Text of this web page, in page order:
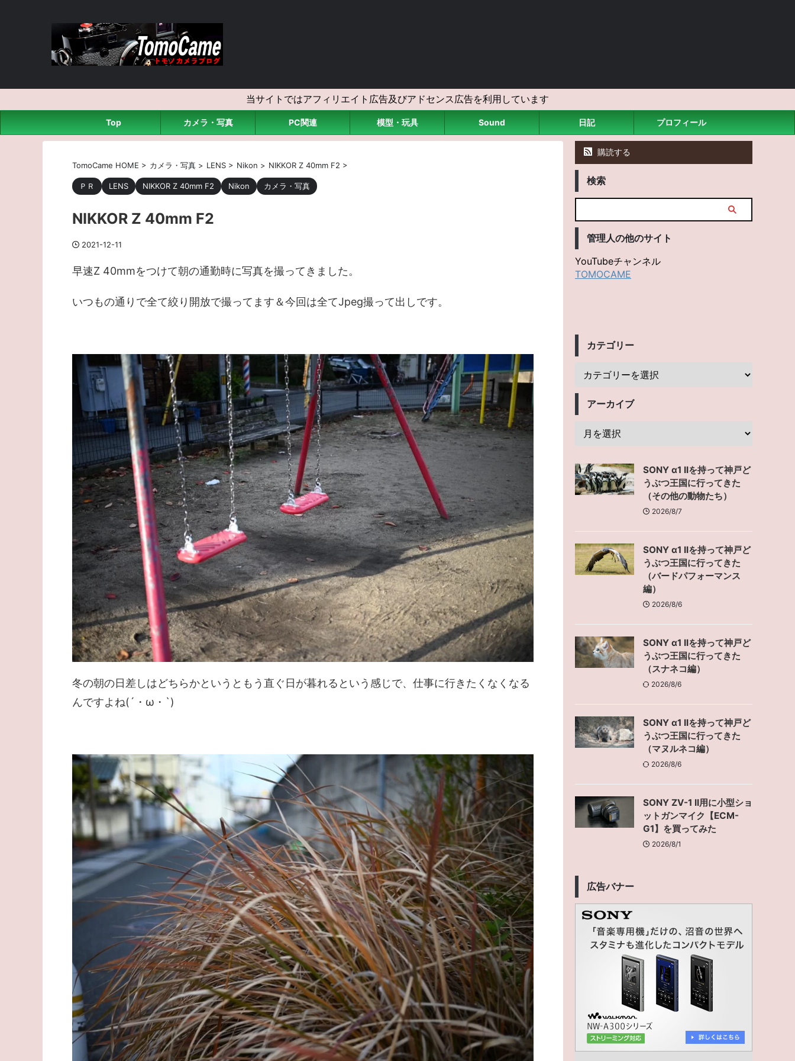
当サイトではアフィリエイト広告及びアドセンス広告を利用しています
Top カメラ・写真 PC関連 模型・玩具 Sound 日記 プロフィール
TomoCame HOME > カメラ・写真 > LENS > Nikon > NIKKOR Z 40mm F2 >
ＰＲ LENS NIKKOR Z 40mm F2 Nikon カメラ・写真
NIKKOR Z 40mm F2
2021-12-11
早速Z 40mmをつけて朝の通勤時に写真を撮ってきました。
いつもの通りで全て絞り開放で撮ってます＆今回は全てJpeg撮って出しです。
冬の朝の日差しはどちらかというともう直ぐ日が暮れるという感じで、仕事に行きたくなくなる
んですよね(´・ω・`)
購読する
検索
管理人の他のサイト
YouTubeチャンネル
TOMOCAME
カテゴリー
アーカイブ
SONY α1 IIを持って神戸ど
うぶつ王国に行ってきた
（その他の動物たち）
2026/8/7
SONY α1 IIを持って神戸ど
うぶつ王国に行ってきた
（バードパフォーマンス
編）
2026/8/6
SONY α1 IIを持って神戸ど
うぶつ王国に行ってきた
（スナネコ編）
2026/8/6
SONY α1 IIを持って神戸ど
うぶつ王国に行ってきた
（マヌルネコ編）
2026/8/6
SONY ZV-1 II用に小型ショ
ットガンマイク【ECM-
G1】を買ってみた
2026/8/1
広告バナー